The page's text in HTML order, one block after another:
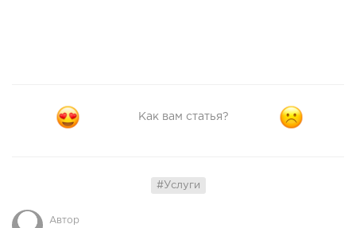
Как вам статья?
#Услуги
Автор